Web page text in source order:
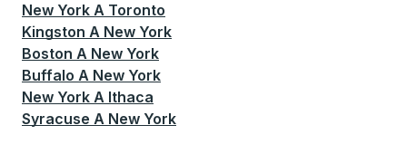
New York A Toronto
Kingston A New York
Boston A New York
Buffalo A New York
New York A Ithaca
Syracuse A New York